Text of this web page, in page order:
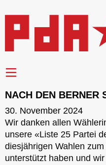
NACH DEN BERNER
30. November 2024
Wir danken allen
unsere «Liste 25 Partei
diesjährigen Wahlen
unterstützt haben und